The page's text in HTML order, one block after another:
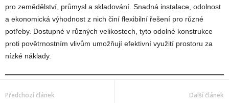
pro zemědělství, průmysl a skladování. Snadná instalace, odolnost
a ekonomická výhodnost z nich činí flexibilní řešení pro různé
potřeby. Dostupné v různých velikostech, tyto odolné konstrukce
proti povětrnostním vlivům umožňují efektivní využití prostoru za
nízké náklady.
Předchozí článek Další článek